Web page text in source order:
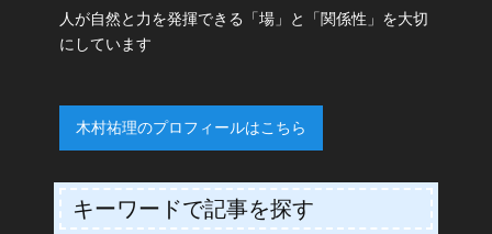
人が自然と力を発揮できる「場」と「関係性」を大切
にしています
木村祐理のプロフィールはこちら
キーワードで記事を探す